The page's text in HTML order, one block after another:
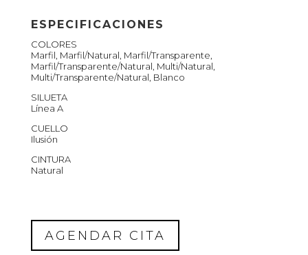
ESPECIFICACIONES
COLORES
Marfil, Marfil/Natural, Marfil/Transparente,
Marfil/Transparente/Natural, Multi/Natural,
Multi/Transparente/Natural, Blanco
SILUETA
Línea A
CUELLO
Ilusión
CINTURA
Natural
AGENDAR CITA